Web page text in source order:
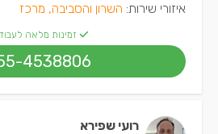
איזורי שירות: השרון והסביבה, מרכז
זמינות מלאה
4538806
רועי שפירא